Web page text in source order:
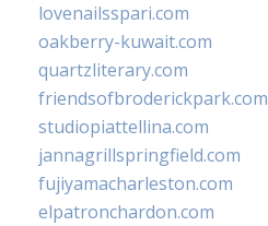
lovenailsspari.com
oakberry-kuwait.com
quartzliterary.com
friendsofbroderickpark.com
studiopiattellina.com
jannagrillspringfield.com
fujiyamacharleston.com
elpatronchardon.com